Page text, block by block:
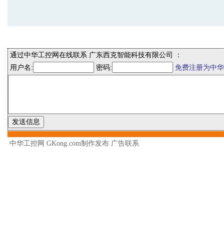
通过中华工控网在线联系 广东西克智能科技有限公司 ：
用户名:
密码: 免费注册为中
中华工控网 GKong.com制作发布 广告联系